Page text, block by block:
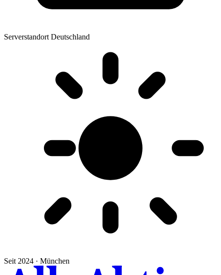
Serverstandort Deutschland
Seit 2024 · München